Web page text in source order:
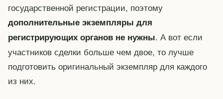
государственной регистрации, поэтому
дополнительные экземпляры для
регистрирующих органов не нужны. А вот если
участников сделки больше чем двое, то лучше
подготовить оригинальный экземпляр для каждого
из них.